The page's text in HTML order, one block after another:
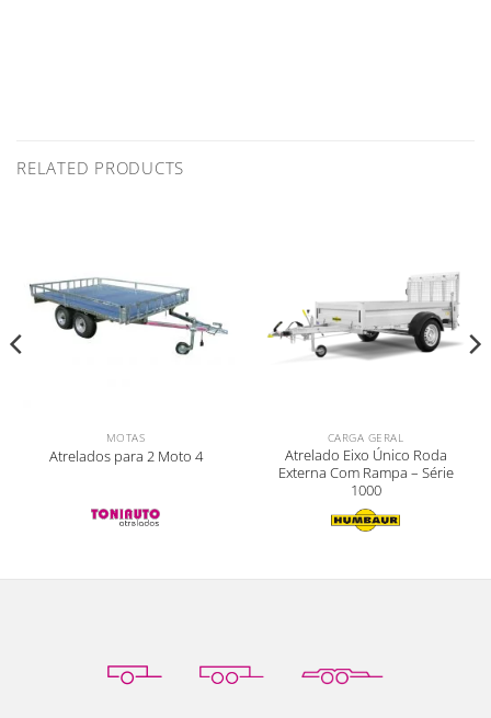
RELATED PRODUCTS
MOTAS
Atrelados para 2 Moto 4
CARGA GERAL
Atrelado Eixo Único Roda
Externa Com Rampa – Série
1000